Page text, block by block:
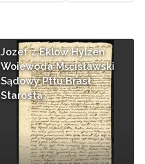
Jozef z Eklow Hylzen
Woiewoda Mśćisławski
Sądowy Pttu Brasł
Starosta…